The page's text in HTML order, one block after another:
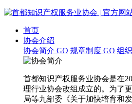
首页
协会介绍
协会简介 GO 规章制度 GO 组
首都知识产权服务业协会是在
理行业协会改组成立的。为了
局等九部委《关于加快培育和